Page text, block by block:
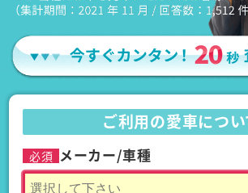
ご利用の愛車につい
必須 メーカー/車種